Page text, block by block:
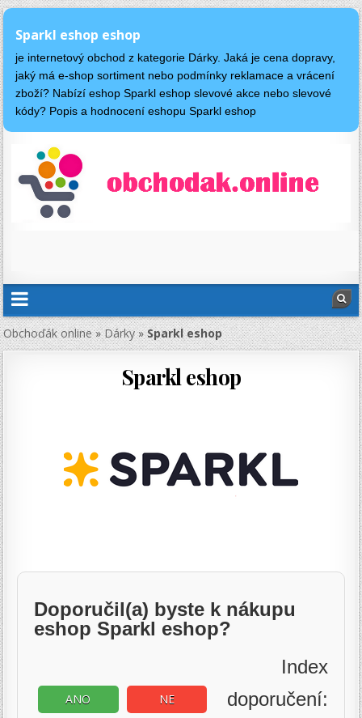
Sparkl eshop eshop
je internetový obchod z kategorie Dárky. Jaká je cena dopravy,
jaký má e-shop sortiment nebo podmínky reklamace a vrácení
zboží? Nabízí eshop Sparkl eshop slevové akce nebo slevové
kódy? Popis a hodnocení eshopu Sparkl eshop
Obchoďák online»Dárky»Sparkl eshop
Sparkl eshop
Doporučil(a) byste k nákupu
eshop Sparkl eshop?
ANO NE
Index
doporučení: